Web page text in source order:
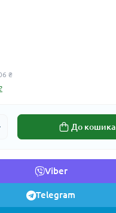
₴
До кошика
Viber
Telegram